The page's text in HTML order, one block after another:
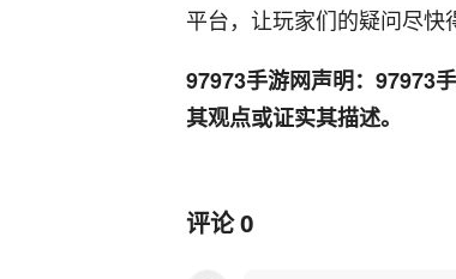
平台，让玩家们的疑问尽快
97973手游网声明：97973
其观点或证实其描述。
评论0